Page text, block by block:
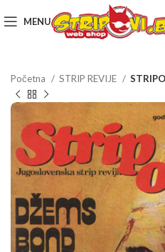
MENU
Početna STRIP REVIJE